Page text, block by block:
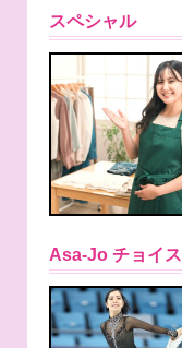
スペシャル
Asa-Jo チョイス